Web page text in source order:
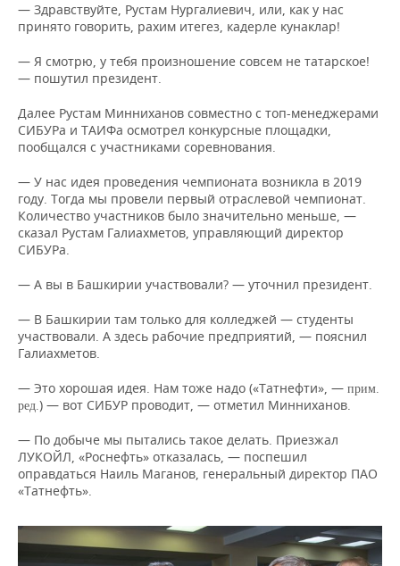
— Здравствуйте, Рустам Нургалиевич, или, как у нас
принято говорить, рахим итегез, кадерле кунаклар!
— Я смотрю, у тебя произношение совсем не татарское!
— пошутил президент.
Далее Рустам Минниханов совместно с топ-менеджерами
СИБУРа и ТАИФа осмотрел конкурсные площадки,
пообщался с участниками соревнования.
— У нас идея проведения чемпионата возникла в 2019
году. Тогда мы провели первый отраслевой чемпионат.
Количество участников было значительно меньше, —
сказал Рустам Галиахметов, управляющий директор
СИБУРа.
— А вы в Башкирии участвовали? — уточнил президент.
— В Башкирии там только для колледжей — студенты
участвовали. А здесь рабочие предприятий, — пояснил
Галиахметов.
— Это хорошая идея. Нам тоже надо («Татнефти», — прим.
ред. ) — вот СИБУР проводит, — отметил Минниханов.
— По добыче мы пытались такое делать. Приезжал
ЛУКОЙЛ, «Роснефть» отказалась, — поспешил
оправдаться Наиль Маганов, генеральный директор ПАО
«Татнефть».